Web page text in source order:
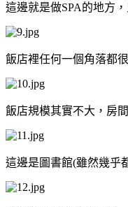
這邊就是做SPA的地方
飯店裡任何一個角落都
飯店規模其實不大，房
這邊是圖書館(雖然幾乎